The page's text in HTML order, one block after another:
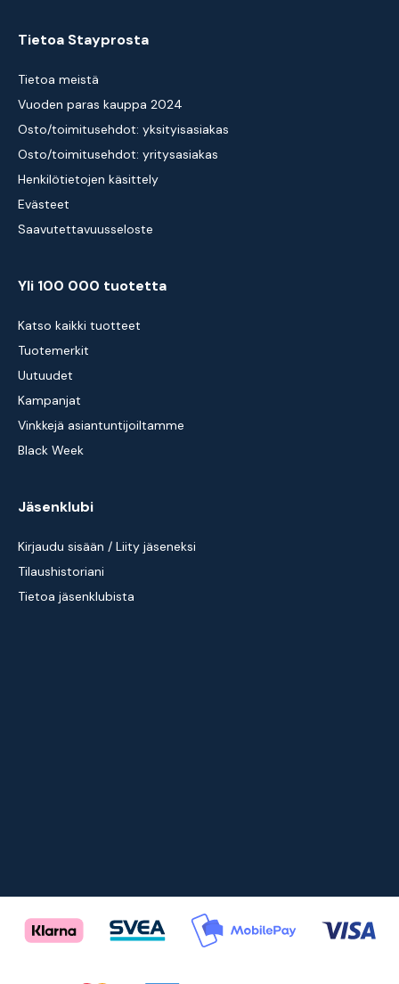
Tietoa Stayprosta
Tietoa meistä
Vuoden paras kauppa 2024
Osto/toimitusehdot: yksityisasiakas
Osto/toimitusehdot: yritysasiakas
Henkilötietojen käsittely
Evästeet
Saavutettavuusseloste
Yli 100 000 tuotetta
Katso kaikki tuotteet
Tuotemerkit
Uutuudet
Kampanjat
Vinkkejä asiantuntijoiltamme
Black Week
Jäsenklubi
Kirjaudu sisään / Liity jäseneksi
Tilaushistoriani
Tietoa jäsenklubista